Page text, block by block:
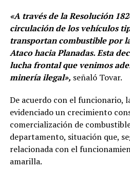
«A través de la Resolución
circulación de los vehículos
transportan combustible por
Ataco hacia Planadas. Esta
lucha frontal que venimos
minería ilegal», señaló Tovar.
De acuerdo con el funcionario,
evidenciado un crecimiento
comercialización de
departamento, situación que,
relacionada con el
amarilla.